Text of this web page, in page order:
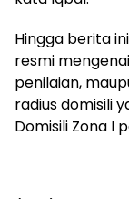
Hingga berita
resmi
penilaian,
radius domisili
Domisili Zona I